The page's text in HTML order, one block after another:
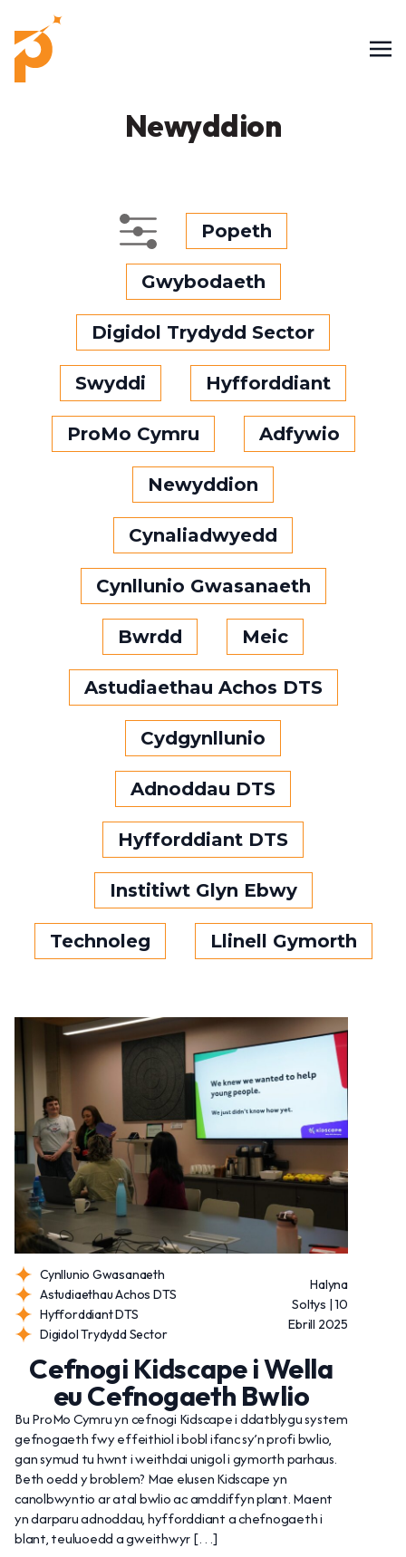
Newyddion
Popeth
Gwybodaeth
Digidol Trydydd Sector
Swyddi Hyfforddiant
ProMo Cymru Adfywio
Newyddion
Cynaliadwyedd
Cynllunio Gwasanaeth
Bwrdd Meic
Astudiaethau Achos DTS
Cydgynllunio
Adnoddau DTS
Hyfforddiant DTS
Institiwt Glyn Ebwy
Technoleg Llinell Gymorth
Cynllunio Gwasanaeth
Astudiaethau Achos DTS
Hyfforddiant DTS
Digidol Trydydd Sector
Halyna
Soltys | 10
Ebrill 2025
Cefnogi Kidscape i Wella
eu Cefnogaeth Bwlio
Bu ProMo Cymru yn cefnogi Kidscape i ddatblygu system
gefnogaeth fwy effeithiol i bobl ifanc sy’n profi bwlio,
gan symud tu hwnt i weithdai unigol i gymorth parhaus.
Beth oedd y broblem? Mae elusen Kidscape yn
canolbwyntio ar atal bwlio ac amddiffyn plant. Maent
yn darparu adnoddau, hyfforddiant a chefnogaeth i
blant, teuluoedd a gweithwyr […]